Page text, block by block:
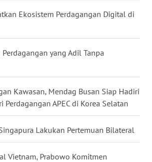
Ekosistem Perdagangan Digital di
yang Adil Tanpa
Kawasan, Mendag Busan Siap Hadiri
Perdagangan APEC di Korea Selatan
Lakukan Pertemuan Bilateral
Vietnam, Prabowo Komitmen